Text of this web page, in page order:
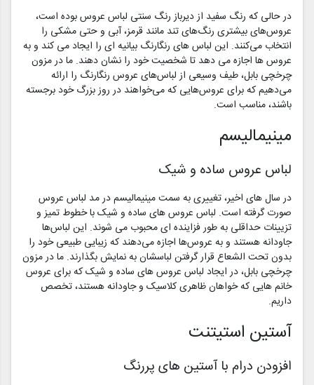
در حالی که رنگ سفید از دیرباز رنگ سنتی لباس عروس بوده است،
عروس‌های بیشتری رنگ‌های تند مانند قرمز، آبی و حتی مشکی را
انتخاب می‌کنند. این لباس های رنگارنگ بیانیه ای را ایجاد می کند و به
عروس ها اجازه می دهد تا شخصیت خود را نشان دهند. ما در مزون
چرخچی بابل، طیف وسیعی از لباس‌های عروس رنگارنگ را ارائه
می‌دهیم که برای عروس‌هایی که می‌خواهند در روز بزرگ خود برجسته
باشند، مناسب است.
مینیمالیسم
لباس عروس ساده و شیک
در سال های اخیر، تغییری به سمت مینیمالیسم در مد لباس عروس
صورت گرفته است. لباس عروس های ساده و شیک با خطوط تمیز و
تزیینات حداقلی به طور فزاینده ای محبوب می شوند. این لباس‌ها
جاودانه هستند و به عروس‌ها اجازه می‌دهند که زیبایی طبیعی خود را
بدون تحت الشعاع قرار گرفتن لباسشان به نمایش بگذارند. ما در مزون
چرخچی بابل، در ایجاد لباس عروس های ساده و شیک که برای عروس
خانم هایی که خواهان ظاهری کلاسیک و جاودانه هستند، تخصص
داریم.
آستین استیتنت
افزودن درام با آستین های پررنگ